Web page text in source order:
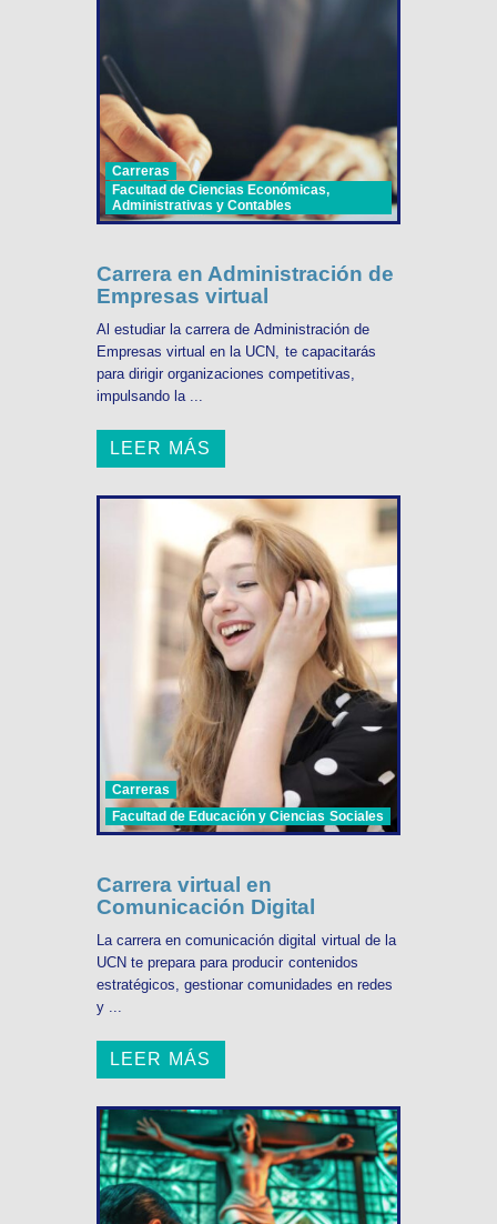
Carreras
Facultad de Ciencias Económicas,
Administrativas y Contables
Carrera en Administración de
Empresas virtual
Al estudiar la carrera de Administración de
Empresas virtual en la UCN, te capacitarás
para dirigir organizaciones competitivas,
impulsando la ...
LEER MÁS
Carreras
Facultad de Educación y Ciencias Sociales
Carrera virtual en
Comunicación Digital
La carrera en comunicación digital virtual de la
UCN te prepara para producir contenidos
estratégicos, gestionar comunidades en redes
y ...
LEER MÁS